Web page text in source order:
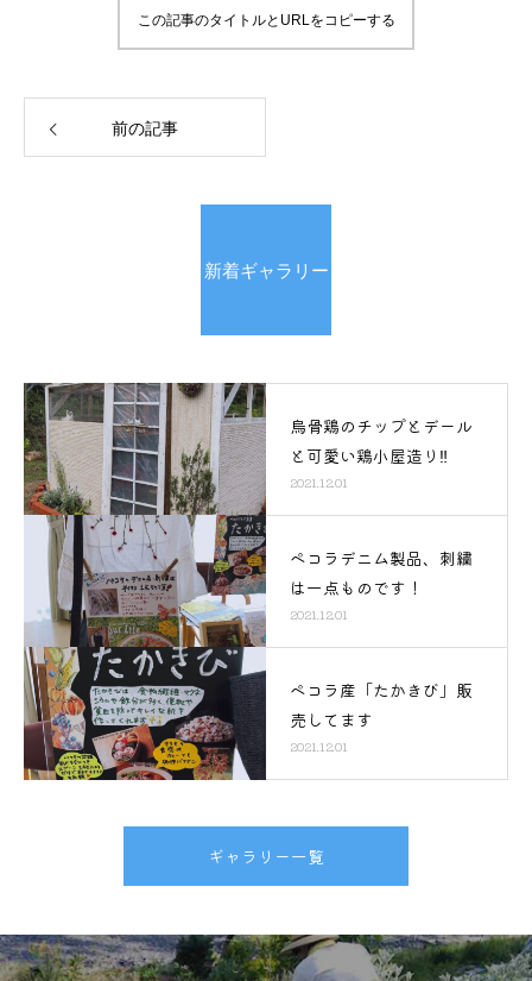
この記事のタイトルとURLをコピーする
前の記事
新着ギャラリー
烏骨鶏のチップとデール
と可愛い鶏小屋造り‼️
2021.12.01
ペコラデニム製品、刺繍
は一点ものです！
2021.12.01
ペコラ産「たかきび」販
売してます
2021.12.01
ギャラリー一覧